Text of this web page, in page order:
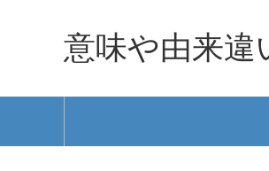
意味や由来違